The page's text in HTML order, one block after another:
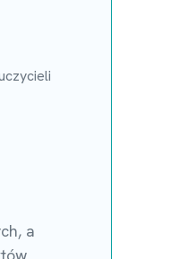
a